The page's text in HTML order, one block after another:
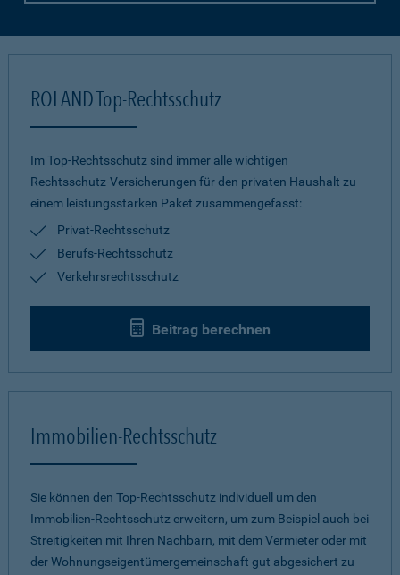
ROLAND Top-Rechtsschutz
Im Top-Rechtsschutz sind immer alle wichtigen
Rechtsschutz-Versicherungen für den privaten Haushalt zu
einem leistungsstarken Paket zusammengefasst:
Privat-Rechtsschutz
Berufs-Rechtsschutz
Verkehrsrechtsschutz
Beitrag berechnen
Immobilien-Rechtsschutz
Sie können den Top-Rechtsschutz individuell um den
Immobilien-Rechtsschutz erweitern, um zum Beispiel auch bei
Streitigkeiten mit Ihren Nachbarn, mit dem Vermieter oder mit
der Wohnungseigentümergemeinschaft gut abgesichert zu